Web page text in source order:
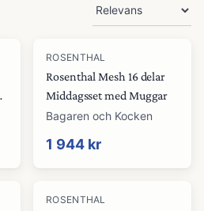
ROSENTHAL
Rosenthal Mesh 16 delar
Middagsset med Muggar
Bagaren och Kocken
1 944 kr
-30%
ROSENTHAL